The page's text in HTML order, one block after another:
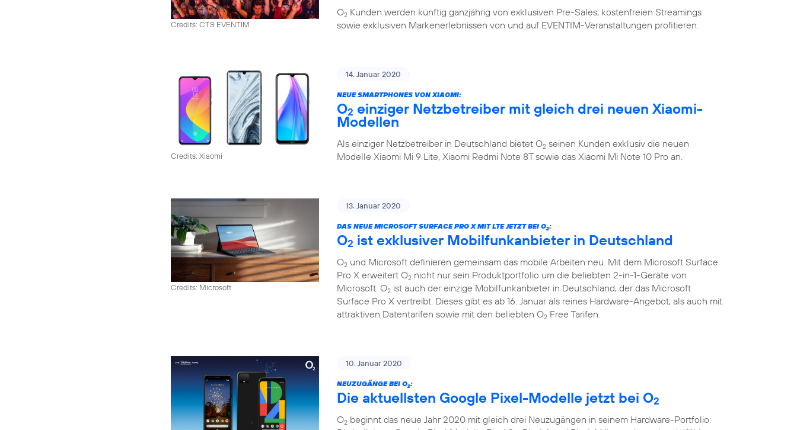
Credits: CTS EVENTIM
O2 Kunden werden künftig ganzjährig von exklusiven Pre-Sales, kostenfreien Streamings
sowie exklusiven Markenerlebnissen von und auf EVENTIM-Veranstaltungen profitieren.
Credits: Xiaomi
14. Januar 2020
NEUE SMARTPHONES VON XIAOMI:
O2 einziger Netzbetreiber mit gleich drei neuen Xiaomi-
Modellen
Als einziger Netzbetreiber in Deutschland bietet O2 seinen Kunden exklusiv die neuen
Modelle Xiaomi Mi 9 Lite, Xiaomi Redmi Note 8T sowie das Xiaomi Mi Note 10 Pro an.
Credits: Microsoft
13. Januar 2020
DAS NEUE MICROSOFT SURFACE PRO X MIT LTE JETZT BEI O2:
O2 ist exklusiver Mobilfunkanbieter in Deutschland
O2 und Microsoft definieren gemeinsam das mobile Arbeiten neu. Mit dem Microsoft Surface
Pro X erweitert O2 nicht nur sein Produktportfolio um die beliebten 2-in-1-Geräte von
Microsoft. O2 ist auch der einzige Mobilfunkanbieter in Deutschland, der das Microsoft
Surface Pro X vertreibt. Dieses gibt es ab 16. Januar als reines Hardware-Angebot, als auch mit
attraktiven Datentarifen sowie mit den beliebten O2 Free Tarifen.
10. Januar 2020
NEUZUGÄNGE BEI O2:
Die aktuellsten Google Pixel-Modelle jetzt bei O2
O2 beginnt das neue Jahr 2020 mit gleich drei Neuzugängen in seinem Hardware-Portfolio: